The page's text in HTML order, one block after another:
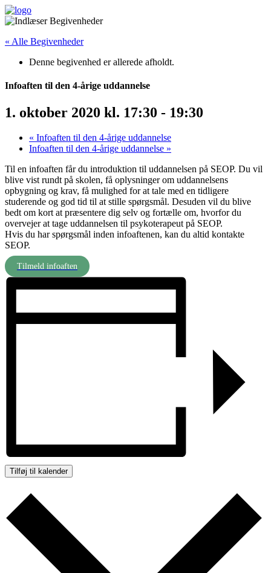
« Alle Begivenheder
Denne begivenhed er allerede afholdt.
Infoaften til den 4-årige uddannelse
1. oktober 2020 kl. 17:30 - 19:30
« Infoaften til den 4-årige uddannelse
Infoaften til den 4-årige uddannelse »
Til en infoaften får du introduktion til uddannelsen på SEOP. Du vil
blive vist rundt på skolen, få oplysninger om uddannelsens
opbygning og krav, få mulighed for at tale med en tidligere
studerende og god tid til at stille spørgsmål. Desuden vil du blive
bedt om kort at præsentere dig selv og fortælle om, hvorfor du
overvejer at tage uddannelsen til psykoterapeut på SEOP.
Hvis du har spørgsmål inden infoaftenen, kan du altid kontakte
SEOP.
Tilmeld infoaften
Tilføj til kalender